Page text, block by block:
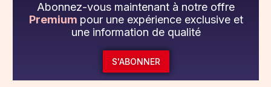
Abonnez-vous maintenant à notre offre
Premium pour une expérience exclusive et
une information de qualité
S'ABONNER